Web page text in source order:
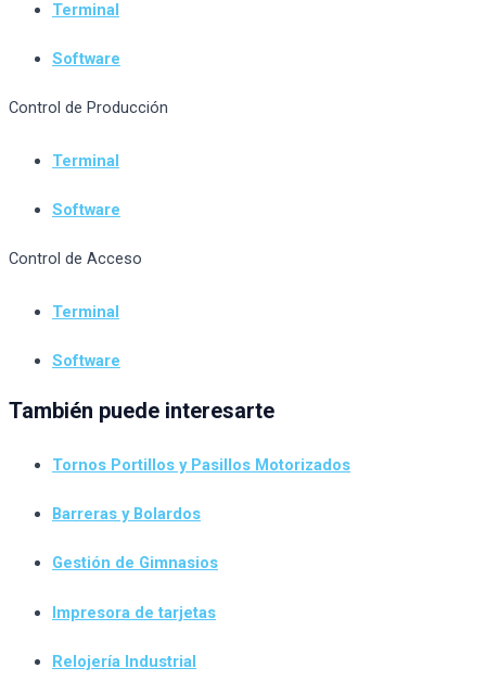
Terminal
Software
Control de Producción
Terminal
Software
Control de Acceso
Terminal
Software
También puede interesarte
Tornos Portillos y Pasillos Motorizados
Barreras y Bolardos
Gestión de Gimnasios
Impresora de tarjetas
Relojería Industrial